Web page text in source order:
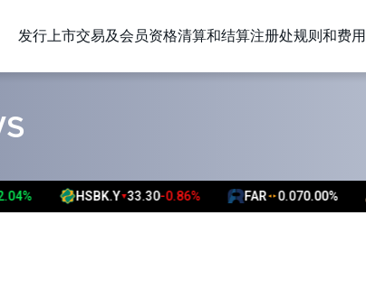
发行上市交易及会员资格清算和结算注册处规则和费用
HSBK.Y▼33.30-0.86% FAR▲ ▲0.070.00%